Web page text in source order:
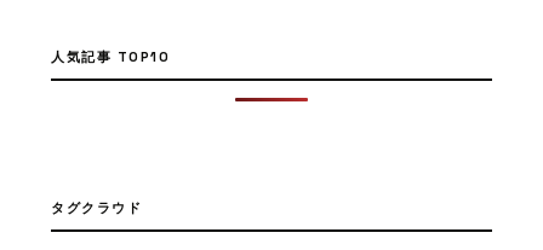
人気記事 TOP10
タグクラウド